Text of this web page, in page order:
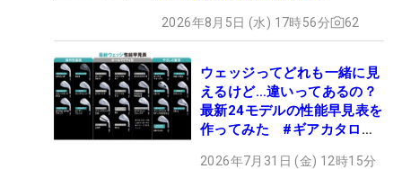
2026年8月5日 (水) 17時56分 62
ウェッジってどれも一緒に見
えるけど…違いってあるの？
最新24モデルの性能早見表を
作ってみた #ギアカタログ
2026年7月31日 (金) 12時15分